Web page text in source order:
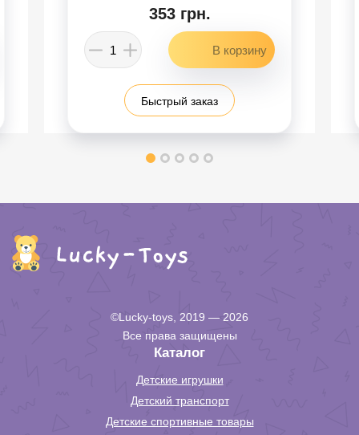
353 грн.
Быстрый заказ
©Lucky-toys, 2019 — 2026
Все права защищены
Каталог
Детские игрушки
Детский транспорт
Детские спортивные товары